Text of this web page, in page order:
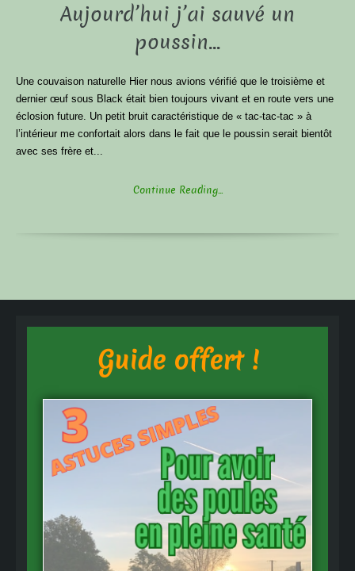
Aujourd’hui j’ai sauvé un
poussin…
Une couvaison naturelle Hier nous avions vérifié que le troisième et
dernier œuf sous Black était bien toujours vivant et en route vers une
éclosion future. Un petit bruit caractéristique de « tac-tac-tac » à
l’intérieur me confortait alors dans le fait que le poussin serait bientôt
avec ses frère et...
Continue Reading...
Guide offert !